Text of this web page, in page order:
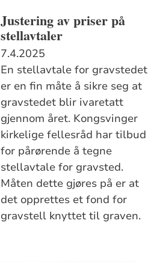
Justering av priser på
stellavtaler
7.4.2025
En stellavtale for gravstedet
er en fin måte å sikre seg at
gravstedet blir ivaretatt
gjennom året. Kongsvinger
kirkelige fellesråd har tilbud
for pårørende å tegne
stellavtale for gravsted.
Måten dette gjøres på er at
det opprettes et fond for
gravstell knyttet til graven.